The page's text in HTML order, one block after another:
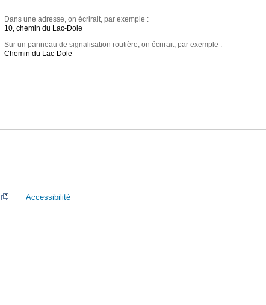
Dans une adresse, on écrirait, par exemple :
10, chemin du Lac-Dole
Sur un panneau de signalisation routière, on écrirait, par exemple :
Chemin du Lac-Dole
Accessibilité